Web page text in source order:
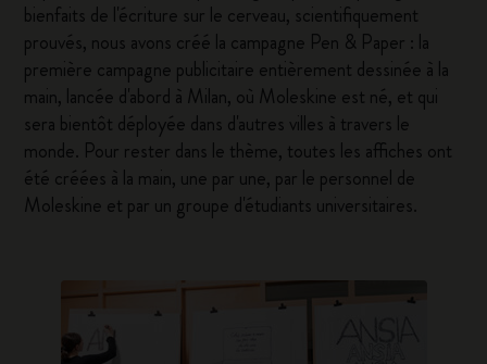
bienfaits de l'écriture sur le cerveau, scientifiquement
prouvés, nous avons créé la campagne Pen & Paper : la
première campagne publicitaire entièrement dessinée à la
main, lancée d'abord à Milan, où Moleskine est né, et qui
sera bientôt déployée dans d'autres villes à travers le
monde. Pour rester dans le thème, toutes les affiches ont
été créées à la main, une par une, par le personnel de
Moleskine et par un groupe d'étudiants universitaires.